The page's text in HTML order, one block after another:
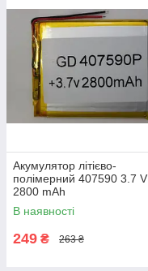
Акумулятор літієво-
полімерний 407590 3.7 V
2800 mAh
В наявності
249 ₴ 263 ₴